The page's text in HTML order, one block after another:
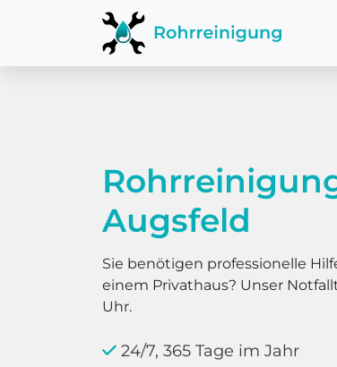
Augsfeld
Sie benötigen professionelle
einem Privathaus? Unser
Uhr.
24/7, 365 Tage im Jahr